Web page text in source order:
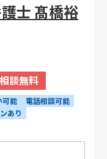
士 髙橋裕
談無料
可能
電話相談可能
あり